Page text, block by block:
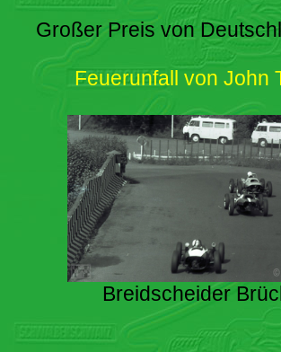
Großer Preis von
Feuerunfall von John
Breidscheider